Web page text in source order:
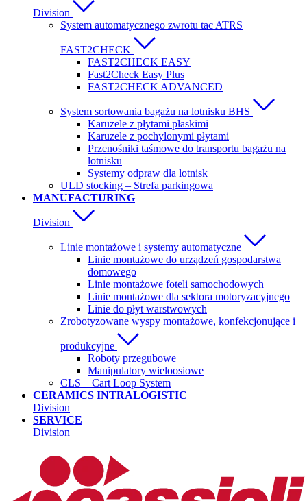
Division
System automatycznego zwrotu tac ATRS
FAST2CHECK
FAST2CHECK EASY
Fast2Check Easy Plus
FAST2CHECK ADVANCED
System sortowania bagażu na lotnisku BHS
Karuzele z płytami płaskimi
Karuzele z pochylonymi płytami
Przenośniki taśmowe do transportu bagażu na
lotnisku
Systemy odpraw dla lotnisk
ULD stocking – Strefa parkingowa
MANUFACTURING
Division
Linie montażowe i systemy automatyczne
Linie montażowe do urządzeń gospodarstwa
domowego
Linie montażowe foteli samochodowych
Linie montażowe dla sektora motoryzacyjnego
Linie do płyt warstwowych
Zrobotyzowane wyspy montażowe, konfekcjonujące i
produkcyjne
Roboty przegubowe
Manipulatory wieloosiowe
CLS – Cart Loop System
CERAMICS INTRALOGISTIC
Division
SERVICE
Division